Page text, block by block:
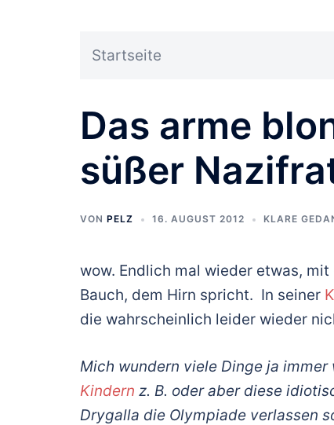
Startseite
Das arme
süßer
VON PELZ 16. AUGUST 2012 KLARE
wow. Endlich mal wieder etwas,
Bauch, dem Hirn spricht. In seiner
die wahrscheinlich leider wieder
Mich wundern viele Dinge ja
Kindern z. B. oder aber diese
Drygalla die Olympiade verlassen